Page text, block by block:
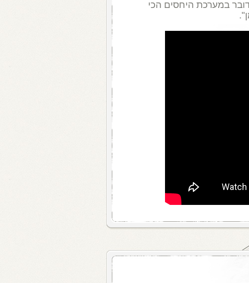
במערכת היחסים הכי